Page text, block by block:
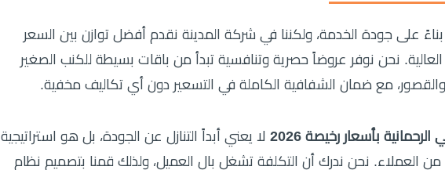
على جودة الخدمة، ولكننا في شركة المدينة نقدم أفضل توازن بين السعر
العالية. نحن نوفر عروضاً حصرية وتنافسية تبدأ من باقات بسيطة للكنب الصغير
مع ضمان الشفافية الكاملة في التسعير دون أي تكاليف مخفية.
بأسعار رخيصة 2026
لا يعني أبداً التنازل عن الجودة، بل هو استراتيجية
من العملاء. نحن ندرك أن التكلفة تشغل بال العميل، ولذلك قمنا بتصميم نظام